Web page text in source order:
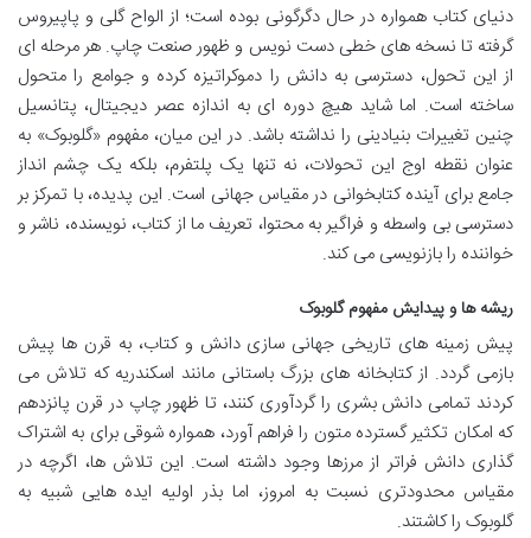
دنیای کتاب همواره در حال دگرگونی بوده است؛ از الواح گلی و پاپیروس
گرفته تا نسخه های خطی دست نویس و ظهور صنعت چاپ. هر مرحله ای
از این تحول، دسترسی به دانش را دموکراتیزه کرده و جوامع را متحول
ساخته است. اما شاید هیچ دوره ای به اندازه عصر دیجیتال، پتانسیل
چنین تغییرات بنیادینی را نداشته باشد. در این میان، مفهوم «گلوبوک» به
عنوان نقطه اوج این تحولات، نه تنها یک پلتفرم، بلکه یک چشم انداز
جامع برای آینده کتابخوانی در مقیاس جهانی است. این پدیده، با تمرکز بر
دسترسی بی واسطه و فراگیر به محتوا، تعریف ما از کتاب، نویسنده، ناشر و
خواننده را بازنویسی می کند.
ریشه ها و پیدایش مفهوم گلوبوک
پیش زمینه های تاریخی جهانی سازی دانش و کتاب، به قرن ها پیش
بازمی گردد. از کتابخانه های بزرگ باستانی مانند اسکندریه که تلاش می
کردند تمامی دانش بشری را گردآوری کنند، تا ظهور چاپ در قرن پانزدهم
که امکان تکثیر گسترده متون را فراهم آورد، همواره شوقی برای به اشتراک
گذاری دانش فراتر از مرزها وجود داشته است. این تلاش ها، اگرچه در
مقیاس محدودتری نسبت به امروز، اما بذر اولیه ایده هایی شبیه به
گلوبوک را کاشتند.